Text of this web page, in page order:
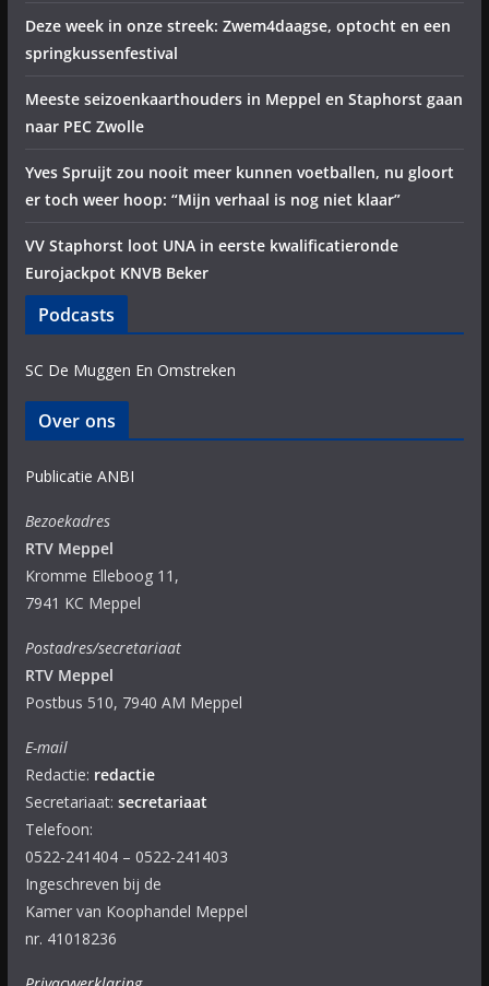
Deze week in onze streek: Zwem4daagse, optocht en een
springkussenfestival
Meeste seizoenkaarthouders in Meppel en Staphorst gaan
naar PEC Zwolle
Yves Spruijt zou nooit meer kunnen voetballen, nu gloort
er toch weer hoop: “Mijn verhaal is nog niet klaar”
VV Staphorst loot UNA in eerste kwalificatieronde
Eurojackpot KNVB Beker
Podcasts
SC De Muggen En Omstreken
Over ons
Publicatie ANBI
Bezoekadres
RTV Meppel
Kromme Elleboog 11,
7941 KC Meppel
Postadres/secretariaat
RTV Meppel
Postbus 510, 7940 AM Meppel
E-mail
Redactie: redactie
Secretariaat: secretariaat
Telefoon:
0522-241404 – 0522-241403
Ingeschreven bij de
Kamer van Koophandel Meppel
nr. 41018236